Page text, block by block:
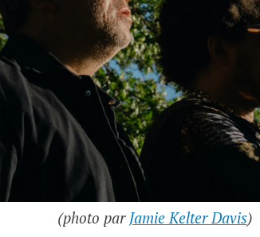
(photo par Jamie Kelter Davis)